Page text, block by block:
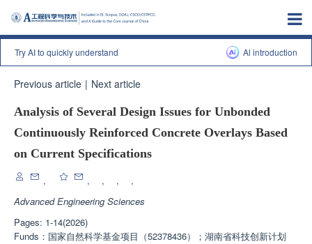
Try AI to quickly understand Al introduction
Previous article | Next article
Analysis of Several Design Issues for Unbonded
Continuously Reinforced Concrete Overlays Based
on Current Specifications
, , , ,
,
Advanced Engineering Sciences
Pages: 1-14(2026)
Funds： 国家自然科学基金项目（52378436）；湖南省科技创新计划